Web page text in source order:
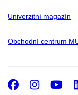
Univerzitní magazín
Obchodní centrum